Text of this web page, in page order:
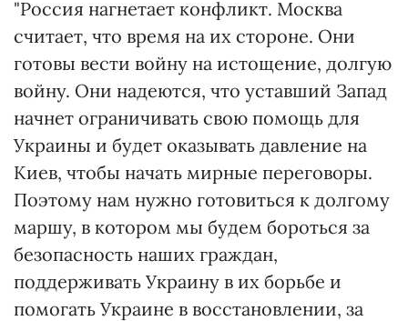
"Россия нагнетает конфликт. Москва
считает, что время на их стороне. Они
готовы вести войну на истощение, долгую
войну. Они надеются, что уставший Запад
начнет ограничивать свою помощь для
Украины и будет оказывать давление на
Киев, чтобы начать мирные переговоры.
Поэтому нам нужно готовиться к долгому
маршу, в котором мы будем бороться за
безопасность наших граждан,
поддерживать Украину в их борьбе и
помогать Украине в восстановлении, за